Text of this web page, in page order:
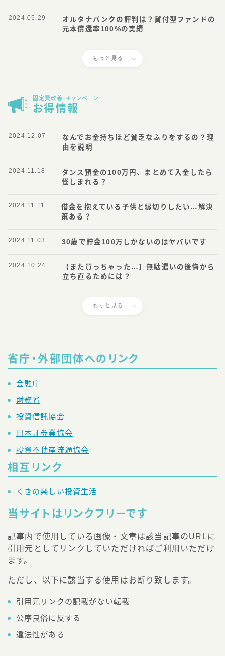
オルタナバンクの評判は？貸付型ファンドの
元本償還率100%の実績
2024.05.29
もっと見る
固定費改善・キャンペーン
お得情報
なんでお金持ちほど貧乏なふりをするの？理
由を説明
2024.12.07
タンス預金の100万円、まとめて入金したら
怪しまれる？
2024.11.18
借金を抱えている子供と縁切りしたい…解決
策ある？
2024.11.11
30歳で貯金100万しかないのはヤバいです
2024.11.03
【また買っちゃった…】無駄遣いの後悔から
立ち直るためには？
2024.10.24
もっと見る
省庁・外部団体へのリンク
金融庁
財務省
投資信託協会
日本証券業協会
投資不動産流通協会
相互リンク
くきの楽しい投資生活
当サイトはリンクフリーです
記事内で使用している画像・文章は該当記事のURLに
引用元としてリンクしていただければご利用いただけ
ます。
ただし、以下に該当する使用はお断り致します。
引用元リンクの記載がない転載
公序良俗に反する
違法性がある